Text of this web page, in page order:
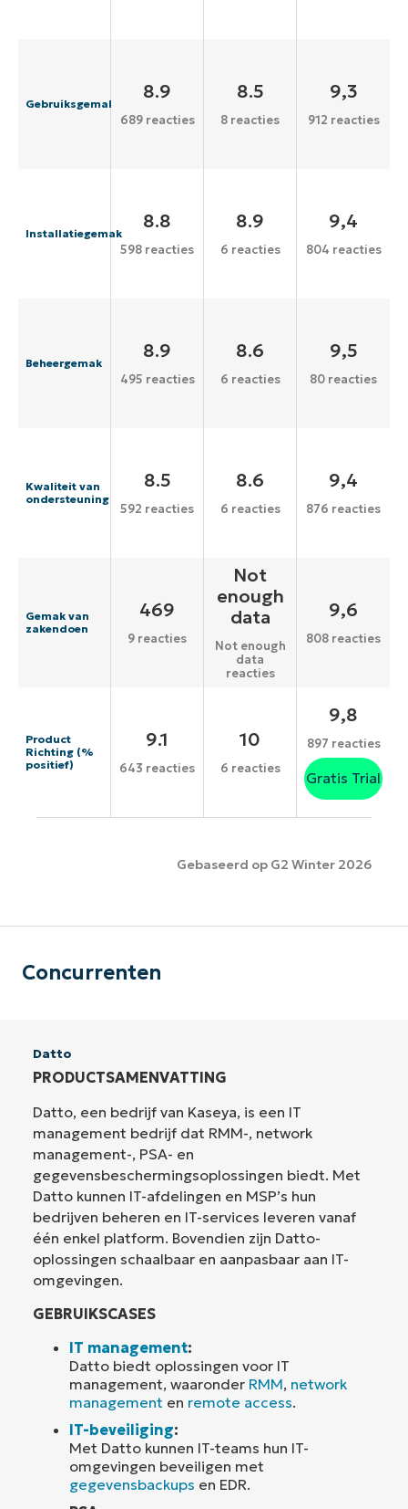
Gebruiksgemak
8.9
689 reacties
8.5
8 reacties
9,3
912 reacties
Installatiegemak
8.8
598 reacties
8.9
6 reacties
9,4
804 reacties
Beheergemak
8.9
495 reacties
8.6
6 reacties
9,5
80 reacties
Kwaliteit van
ondersteuning
8.5
592 reacties
8.6
6 reacties
9,4
876 reacties
Gemak van
zakendoen
469
9 reacties
Not
enough
data
Not enough
data
reacties
9,6
808 reacties
Product
Richting (%
positief)
9.1
643 reacties
10
6 reacties
9,8
897 reacties
Gratis Trial
Gebaseerd op G2 Winter 2026
Concurrenten
Datto
PRODUCTSAMENVATTING
Datto, een bedrijf van Kaseya, is een IT
management bedrijf dat RMM-, network
management-, PSA- en
gegevensbeschermingsoplossingen biedt. Met
Datto kunnen IT-afdelingen en MSP’s hun
bedrijven beheren en IT-services leveren vanaf
één enkel platform. Bovendien zijn Datto-
oplossingen schaalbaar en aanpasbaar aan IT-
omgevingen.
GEBRUIKSCASES
IT management:
Datto biedt oplossingen voor IT
management, waaronder RMM, network
management en remote access.
IT-beveiliging:
Met Datto kunnen IT-teams hun IT-
omgevingen beveiligen met
gegevensbackups en EDR.